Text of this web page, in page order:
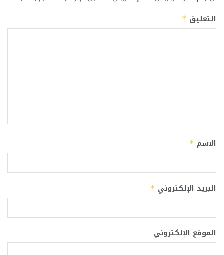
التعليق *
الاسم *
البريد الإلكتروني *
الموقع الإلكتروني